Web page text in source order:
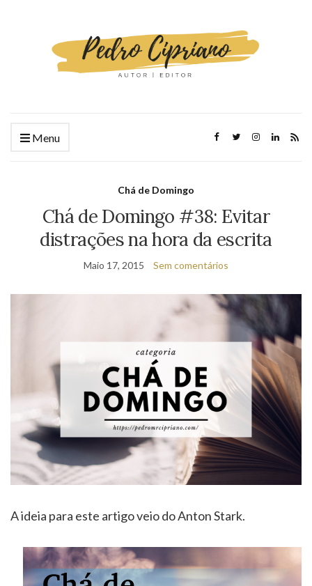
Menu
Chá de Domingo
Chá de Domingo #38: Evitar
distrações na hora da escrita
Maio 17, 2015 Sem comentários
A ideia para este artigo veio do Anton Stark.